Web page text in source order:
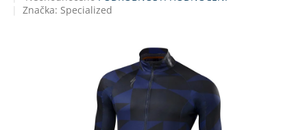
hodnocení
Značka: Specialized